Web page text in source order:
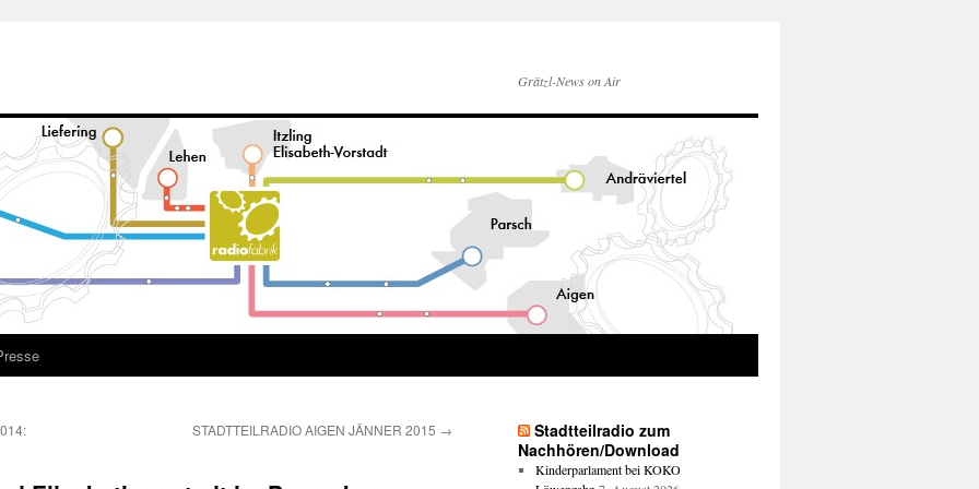
Grätzl-News on Air
STADTTEILRADIO AIGEN JÄNNER 2015 →
Stadtteilradio zum
Nachhören/Download
Kinderparlament bei KOKO